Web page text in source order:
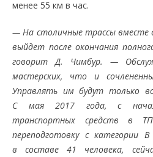
менее 55 км в час.
— На столичные трассы вместе
выйдет после окончания
говорит Д. Чимбур. —
мастерских, что и
Управлять им будут только
С мая 2017 года, с
транспортных средств в
переподготовку с категории
в составе 41 человека,